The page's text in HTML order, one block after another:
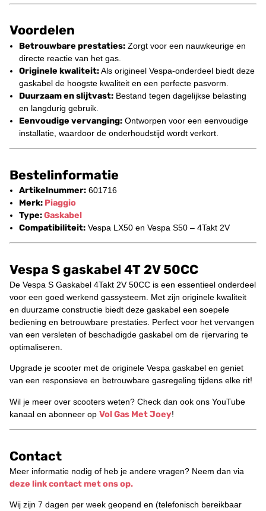
Voordelen
Betrouwbare prestaties: Zorgt voor een nauwkeurige en
directe reactie van het gas.
Originele kwaliteit:Als origineel Vespa-onderdeel biedt deze
gaskabel de hoogste kwaliteit en een perfecte pasvorm.
Duurzaam en slijtvast: Bestand tegen dagelijkse belasting
en langdurig gebruik.
Eenvoudige vervanging: Ontworpen voor een eenvoudige
installatie, waardoor de onderhoudstijd wordt verkort.
Bestelinformatie
Artikelnummer: 601716
Merk: Piaggio
Type:Gaskabel
Compatibiliteit: Vespa LX50 en Vespa S50 – 4Takt 2V
Vespa S gaskabel 4T 2V 50CC
De Vespa S Gaskabel 4Takt 2V 50CC is een essentieel onderdeel
voor een goed werkend gassysteem. Met zijn originele kwaliteit
en duurzame constructie biedt deze gaskabel een soepele
bediening en betrouwbare prestaties. Perfect voor het vervangen
van een versleten of beschadigde gaskabel om de rijervaring te
optimaliseren.
Upgrade je scooter met de originele Vespa gaskabel en geniet
van een responsieve en betrouwbare gasregeling tijdens elke rit!
Wil je meer over scooters weten? Check dan ook ons YouTube
kanaal en abonneer op Vol Gas Met Joey!
Contact
Meer informatie nodig of heb je andere vragen? Neem dan via
deze link contact met ons op.
Wij zijn 7 dagen per week geopend en (telefonisch bereikbaar